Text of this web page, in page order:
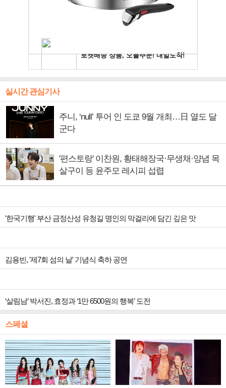
실시간 관심기사
주니, ‘null’ 투어 인 도쿄 9월 개최…日 열도 달
군다
'편스토랑' 이찬원, 황태해장국·무생채·양념 목
살구이 등 윤주모 레시피 섭렵
'한국기행' 부산 금정산성 유청길 명인의 막걸리에 담긴 깊은 맛
김용빈, '제7회 섬의 날' 기념식 축하 공연
‘살림남’ 박서진, 효정과 ‘1만 6500원의 행복’ 도전
스페셜